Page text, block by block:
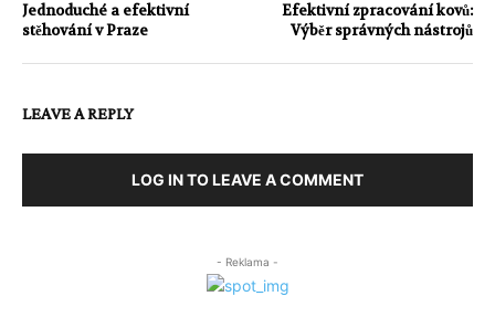
Jednoduché a efektivní
stěhování v Praze
Efektivní zpracování kovů:
Výběr správných nástrojů
LEAVE A REPLY
LOG IN TO LEAVE A COMMENT
- Reklama -